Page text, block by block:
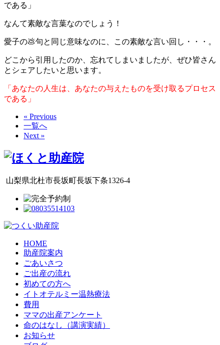
である」
なんて素敵な言葉なのでしょう！
愛子の💩句と同じ意味なのに、この素敵な言い回し・・・。
どこから引用したのか、忘れてしまいましたが、ぜひ皆さん
とシェアしたいと思います。
「あなたの人生は、あなたの与えたものを受け取るプロセス
である」
« Previous
一覧へ
Next »
山梨県北杜市長坂町長坂下条1326-4
HOME
助産院案内
ごあいさつ
ご出産の流れ
初めての方へ
イトオテルミー温熱療法
費用
ママの出産アンケート
命のはなし（講演実績）
お知らせ